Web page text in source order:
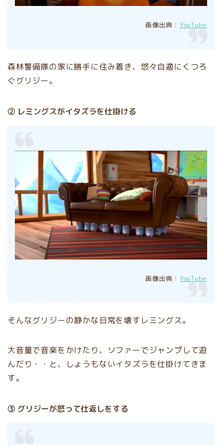
画像出典： YouTube
森林警備隊の家に勝手に住み着き、悠々自適にくつろ
ぐグリジー。
② レミングスがイタズラを仕掛ける
画像出典： YouTube
そんなグリジーの静かな日常を壊すレミングス。
大音量で音楽をかけたり、ソファーでジャンプして遊
んだり・・と、しょうもないイタズラを仕掛けてきま
す。
③ グリジーが怒って仕返しをする